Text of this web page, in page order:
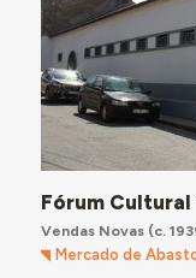
Fórum Cultural
Vendas Novas(c.
Mercado de